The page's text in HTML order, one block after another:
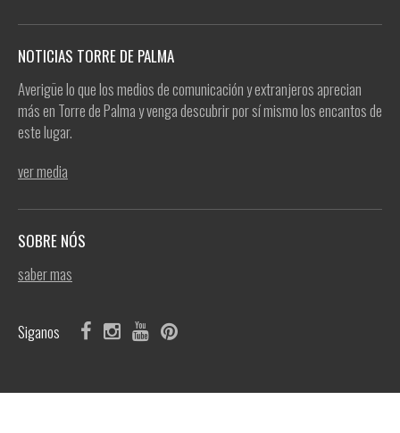
NOTICIAS TORRE DE PALMA
Averigüe lo que los medios de comunicación y extranjeros aprecian
más en Torre de Palma y venga descubrir por sí mismo los encantos de
este lugar.
ver media
SOBRE NÓS
saber mas
Siganos